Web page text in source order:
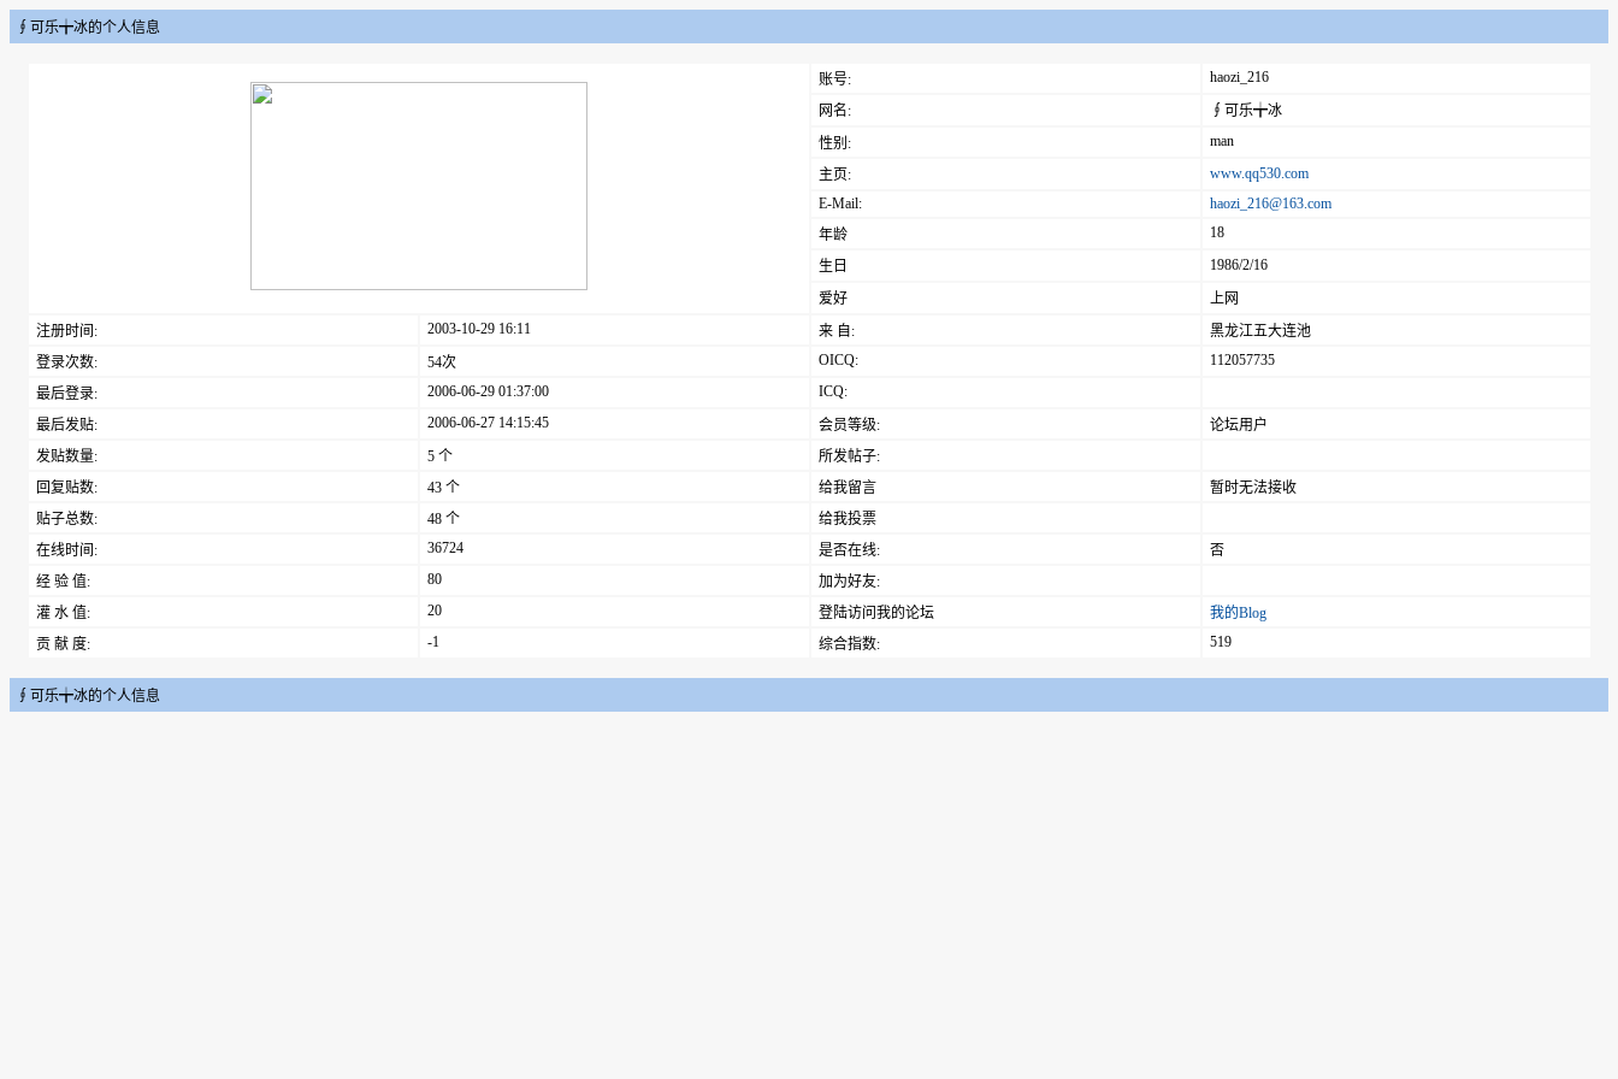
∮可乐╈冰的个人信息
账号:
haozi_216
网名:
∮可乐╈冰
性别:
man
主页:
www.qq530.com
E-Mail:
haozi_216@163.com
年龄
18
生日
1986/2/16
爱好
上网
注册时间:
2003-10-29 16:11 来 自:
黑龙江五大连池
登录次数:
54次 OICQ:
112057735
最后登录:
2006-06-29 01:37:00
ICQ:
最后发贴:
2006-06-27 14:15:45 会员等级:
论坛用户
发贴数量:
5 个
所发帖子:
回复贴数:
43 个 给我留言
暂时无法接收
贴子总数:
48 个
给我投票
在线时间:
36724 是否在线:
否
经 验 值:
80
加为好友:
灌 水 值:
20 登陆访问我的论坛
我的Blog
贡 献 度:
-1 综合指数: 519
∮可乐╈冰的个人信息